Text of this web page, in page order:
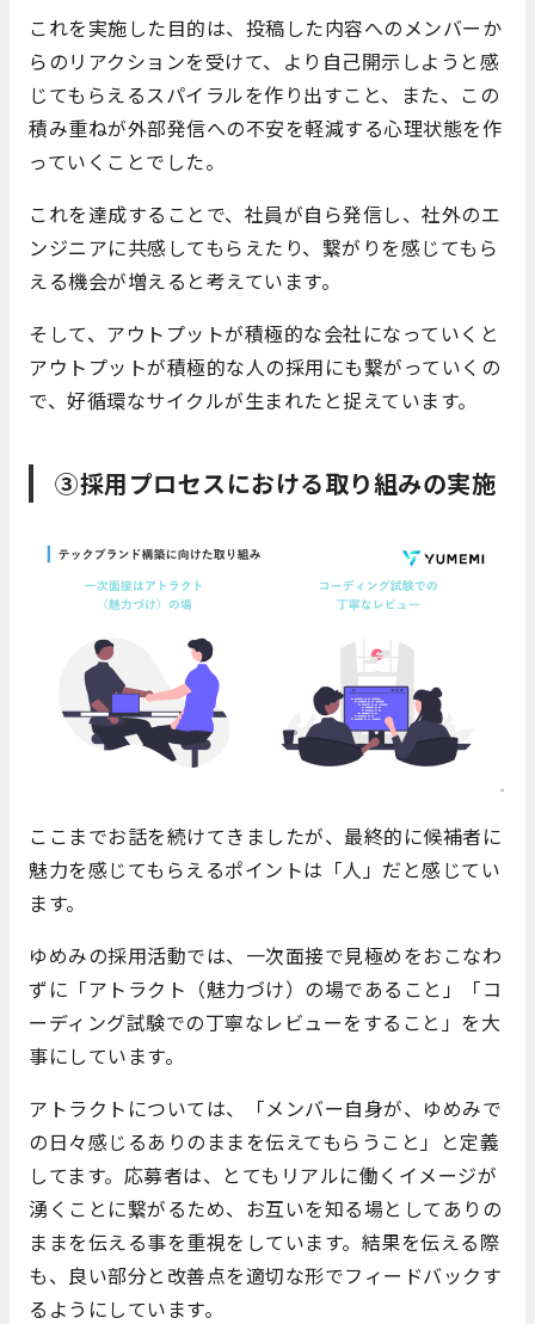
これを実施した目的は、投稿した内容へのメンバーか
らのリアクションを受けて、より 自己開示 しようと感
じてもらえるスパイラルを作り出すこと、また、 この
積み重ねが外部発信への不安を軽減する心理状態を作
っていくことでした。
これを達成することで、社員が自ら発信し、社外のエ
ンジニアに共感してもらえたり、繋がりを感じてもら
える機会が増えると考えています。
そして、アウトプットが積極的な会社になっていくと
アウトプットが積極的な人の採用にも繋がっていくの
で、好循環なサイクルが生まれたと捉えています。
③採用プロセスにおける取り組みの実施
ここまでお話を続けてきましたが、最終的に候補者に
魅力を感じてもらえるポイントは「人」だと感じてい
ます。
ゆめみの採用活動では、一次面接で見極めをおこなわ
ずに「アトラクト（魅力づけ）の場であること」「コ
ーディング試験での丁寧なレビューをすること」を大
事にしています。
アトラクトについては、「メンバー自身が、ゆめみで
の日々感じるありのままを伝えてもらうこと」と定義
してます。応募者は、とてもリアルに働くイメージが
湧くことに繋がるため、お互いを知る場としてありの
ままを伝える事を重視をしています。結果を伝える際
も、良い部分と改善点を適切な形でフィードバックす
るようにしています。